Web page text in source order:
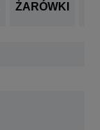
ŻARÓWKI